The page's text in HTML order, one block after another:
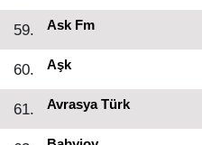
59. Ask Fm
60. Aşk
61. Avrasya Türk